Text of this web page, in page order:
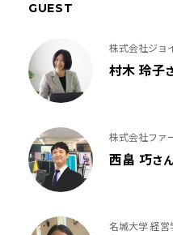
GUEST
株式会社ジョ
村木 玲子
株式会社ファ
西畠 巧さ
名城大学 経営